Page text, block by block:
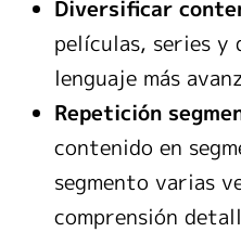
Diversificar
películas, series y
lenguaje más
Repetición
contenido en
segmento varias
comprensión